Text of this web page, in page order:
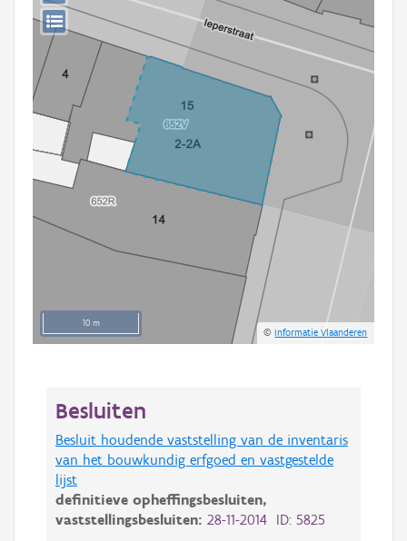
10 m
©Informatie Vlaanderen
Besluiten
Besluit houdende vaststelling van de inventaris
van het bouwkundig erfgoed en vastgestelde
lijst
definitieve opheffingsbesluiten,
vaststellingsbesluiten: 28-11-2014 ID: 5825